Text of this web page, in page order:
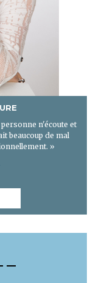
n'écoute et
beaucoup de mal
»